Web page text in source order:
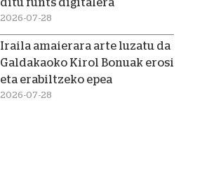
ditu funts digitalera
2026-07-28
Iraila amaierara arte luzatu da
Galdakaoko Kirol Bonuak erosi
eta erabiltzeko epea
2026-07-28